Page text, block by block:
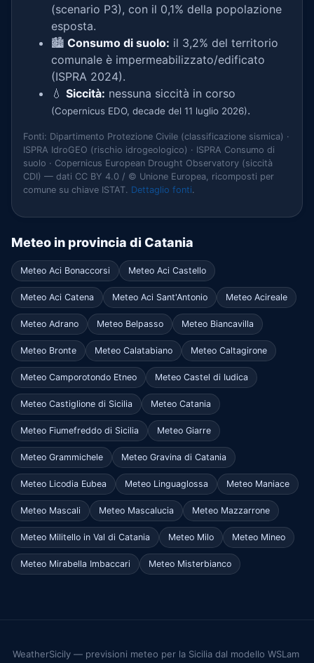
(scenario P3), con il 0,1% della popolazione
esposta.
🏙️ Consumo di suolo: il 3,2% del territorio
comunale è impermeabilizzato/edificato
(ISPRA 2024).
💧 Siccità: nessuna siccità in corso
(Copernicus EDO, decade del 11 luglio 2026).
Fonti: Dipartimento Protezione Civile (classificazione sismica) ·
ISPRA IdroGEO (rischio idrogeologico) · ISPRA Consumo di
suolo · Copernicus European Drought Observatory (siccità
CDI) — dati CC BY 4.0 / © Unione Europea, ricomposti per
comune su chiave ISTAT. Dettaglio fonti.
Meteo in provincia di Catania
Meteo Aci Bonaccorsi Meteo Aci Castello
Meteo Aci Catena Meteo Aci Sant'Antonio Meteo Acireale
Meteo Adrano Meteo Belpasso Meteo Biancavilla
Meteo Bronte Meteo Calatabiano Meteo Caltagirone
Meteo Camporotondo Etneo Meteo Castel di Iudica
Meteo Castiglione di Sicilia Meteo Catania
Meteo Fiumefreddo di Sicilia Meteo Giarre
Meteo Grammichele Meteo Gravina di Catania
Meteo Licodia Eubea Meteo Linguaglossa Meteo Maniace
Meteo Mascali Meteo Mascalucia Meteo Mazzarrone
Meteo Militello in Val di Catania Meteo Milo Meteo Mineo
Meteo Mirabella Imbaccari Meteo Misterbianco
WeatherSicily — previsioni meteo per la Sicilia dal modello WSLam